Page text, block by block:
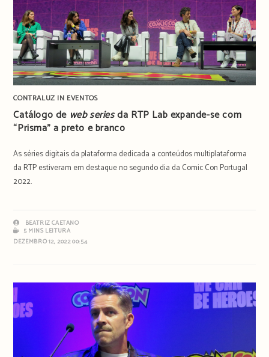
CONTRALUZ IN EVENTOS
Catálogo de web seriesda RTP Lab expande-se com
“Prisma” a preto e branco
As séries digitais da plataforma dedicada a conteúdos multiplataforma
da RTP estiveram em destaque no segundo dia da Comic Con Portugal
2022.
BEATRIZ CAETANO
5 MINS LEITURA
DEZEMBRO 12, 2022 00:54